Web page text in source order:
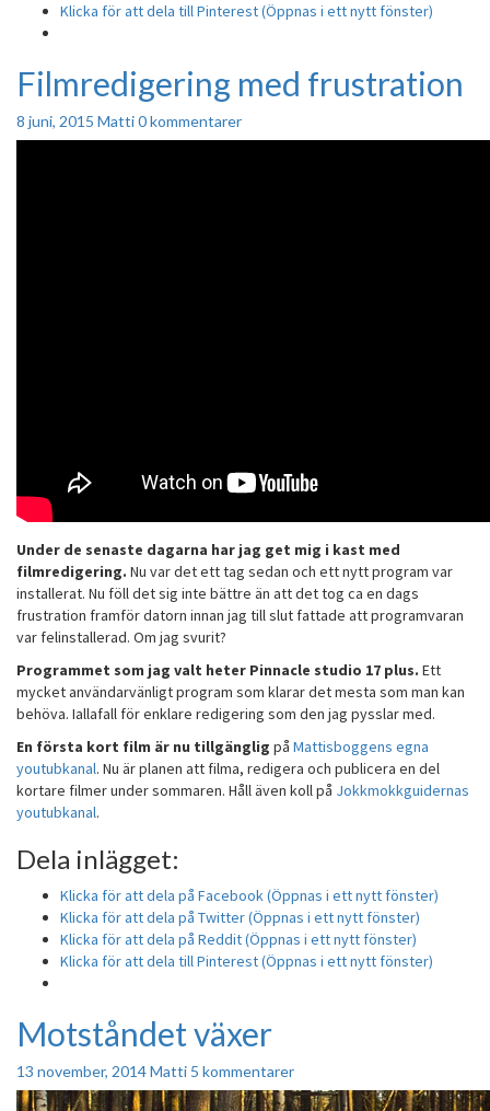
Klicka för att dela till Pinterest (Öppnas i ett nytt fönster)
Filmredigering
med
frustration
Filmredigering med frustration
8 juni, 2015 MattiKommentarer
0 kommentarer
Under de senaste dagarna har jag get mig i kast med
filmredigering. Nu var det ett tag sedan och ett nytt program var
installerat. Nu föll det sig inte bättre än att det tog ca en dags
frustration framför datorn innan jag till slut fattade att programvaran
var felinstallerad. Om jag svurit?
Programmet som jag valt heter Pinnacle studio 17 plus. Ett
mycket användarvänligt program som klarar det mesta som man kan
behöva. Iallafall för enklare redigering som den jag pysslar med.
En första kort film är nu tillgänglig på Mattisboggens egna
youtubkanal. Nu är planen att filma, redigera och publicera en del
kortare filmer under sommaren. Håll även koll på Jokkmokkguidernas
youtubkanal.
Dela inlägget:
Klicka för att dela på Facebook (Öppnas i ett nytt fönster)
Klicka för att dela på Twitter (Öppnas i ett nytt fönster)
Klicka för att dela på Reddit (Öppnas i ett nytt fönster)
Klicka för att dela till Pinterest (Öppnas i ett nytt fönster)
Motståndet
växer
Motståndet växer
13 november, 2014Matti Kommentarer
5 kommentarer